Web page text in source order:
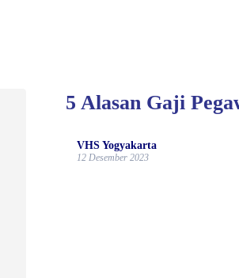
5 Alasan Gaji
VHS Yogyakarta
12 Desember 2023